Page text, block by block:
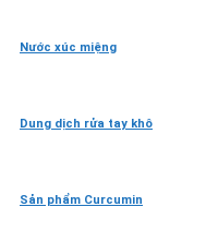
Nước xúc miệng
Dung dịch rửa tay khô
Sản phẩm Curcumin